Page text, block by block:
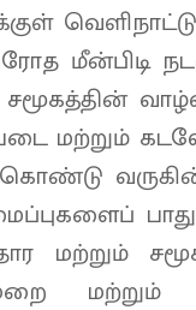
வெளிநாட்டு
மீன்பிடி
மற்றும்
மற்றும்
மற்றும்